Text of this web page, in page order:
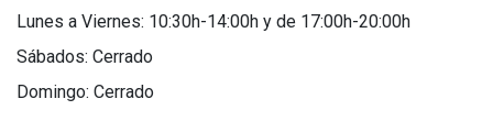
Lunes a Viernes: 10:30h-14:00h y de 17:00h-20:00h
Sábados: Cerrado
Domingo: Cerrado